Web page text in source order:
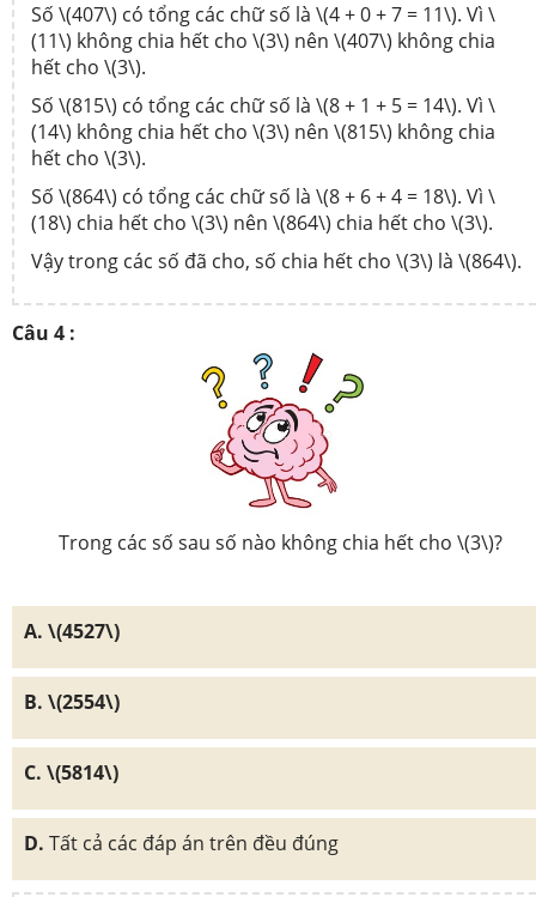
Số \(407\) có tổng các chữ số là \(4 + 0 + 7 = 11\). Vì \
(11\) không chia hết cho \(3\) nên \(407\) không chia
hết cho \(3\).
Số \(815\) có tổng các chữ số là \(8 + 1 + 5 = 14\). Vì \
(14\) không chia hết cho \(3\) nên \(815\) không chia
hết cho \(3\).
Số \(864\) có tổng các chữ số là \(8 + 6 + 4 = 18\). Vì \
(18\) chia hết cho \(3\) nên \(864\) chia hết cho \(3\).
Vậy trong các số đã cho, số chia hết cho \(3\) là \(864\).
Câu 4 :
Trong các số sau số nào không chia hết cho \(3\)?
A. \(4527\)
B. \(2554\)
C. \(5814\)
D. Tất cả các đáp án trên đều đúng